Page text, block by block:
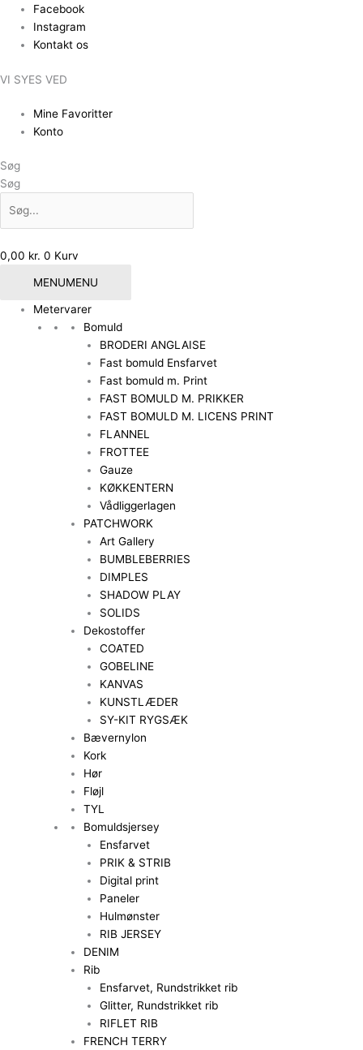
indholdet
Facebook
Instagram
Kontakt os
VI SYES VED
Mine Favoritter
Konto
Søg
Søg
0,00 kr. 0 Kurv
MENUMENU
Metervarer
Bomuld
BRODERI ANGLAISE
Fast bomuld Ensfarvet
Fast bomuld m. Print
FAST BOMULD M. PRIKKER
FAST BOMULD M. LICENS PRINT
FLANNEL
FROTTEE
Gauze
KØKKENTERN
Vådliggerlagen
PATCHWORK
Art Gallery
BUMBLEBERRIES
DIMPLES
SHADOW PLAY
SOLIDS
Dekostoffer
COATED
GOBELINE
KANVAS
KUNSTLÆDER
SY-KIT RYGSÆK
Bævernylon
Kork
Hør
Fløjl
TYL
Bomuldsjersey
Ensfarvet
PRIK & STRIB
Digital print
Paneler
Hulmønster
RIB JERSEY
DENIM
Rib
Ensfarvet, Rundstrikket rib
Glitter, Rundstrikket rib
RIFLET RIB
FRENCH TERRY